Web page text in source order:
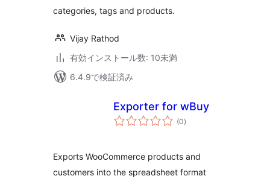
categories, tags and products.
Vijay Rathod
有効インストール数: 10未満
6.4.9で検証済み
Exporter for wBuy
(0個
の)
Exports WooCommerce products and
customers into the spreadsheet format